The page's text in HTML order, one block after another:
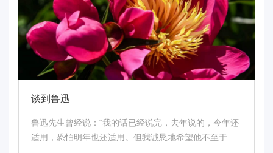
谈到鲁迅
鲁迅先生曾经说：“我的话已经说完，去年说的，今年还
适用，恐怕明年也还适用。但我诚恳地希望他不至于适